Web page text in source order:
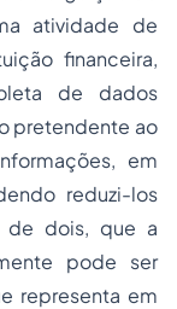
atividade de
financeira,
de dados
pretendente ao
em
reduzi-los
de dois, que a
pode ser
representa em